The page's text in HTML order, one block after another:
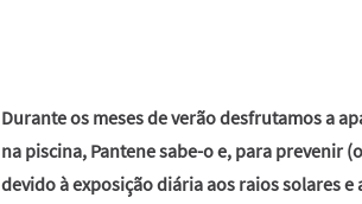
Durante os meses de verão desfrutamos a
na piscina, Pantene sabe-o e, para prevenir
devido à exposição diária aos raios solares e